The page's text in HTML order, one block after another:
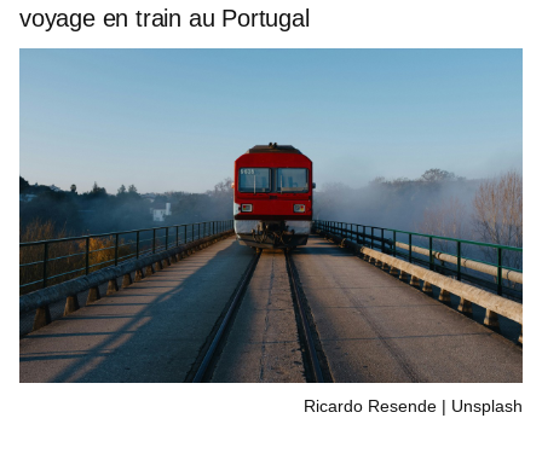
voyage en train au Portugal
Ricardo Resende | Unsplash